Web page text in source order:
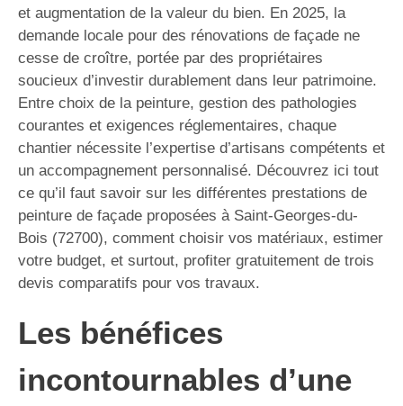
et augmentation de la valeur du bien. En 2025, la
demande locale pour des rénovations de façade ne
cesse de croître, portée par des propriétaires
soucieux d’investir durablement dans leur patrimoine.
Entre choix de la peinture, gestion des pathologies
courantes et exigences réglementaires, chaque
chantier nécessite l’expertise d’artisans compétents et
un accompagnement personnalisé. Découvrez ici tout
ce qu’il faut savoir sur les différentes prestations de
peinture de façade proposées à Saint-Georges-du-
Bois (72700), comment choisir vos matériaux, estimer
votre budget, et surtout, profiter gratuitement de trois
devis comparatifs pour vos travaux.
Les bénéfices
incontournables d’une